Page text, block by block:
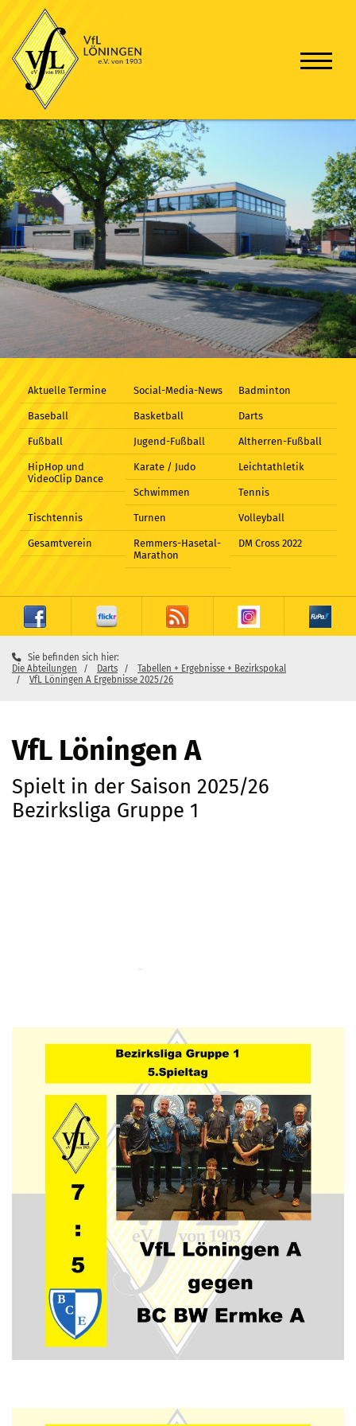
Aktuelle Termine Social-Media-News Badminton
Baseball Basketball Darts
Fußball Jugend-Fußball Altherren-Fußball
HipHop und
VideoClip Dance
Karate / Judo Leichtathletik
Schwimmen Tennis
Tischtennis Turnen Volleyball
Gesamtverein
Remmers-Hasetal-
Marathon
DM Cross 2022
Sie befinden sich hier:
Die Abteilungen
Darts
Tabellen + Ergebnisse + Bezirkspokal
VfL Löningen A Ergebnisse 2025/26
VfL Löningen A
Spielt in der Saison 2025/26
Bezirksliga Gruppe 1